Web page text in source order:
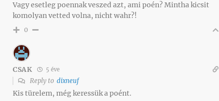
Vagy esetleg poennak veszed azt, ami poén? Mintha kicsit
komolyan vetted volna, nicht wahr?!
0
CSAK 5 éve
Reply to dixneuf
Kis türelem, még keressük a poént.